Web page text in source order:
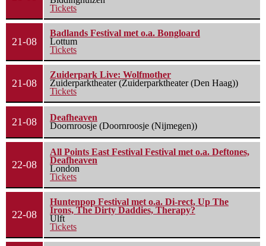
Tickets
21-08
Badlands Festival met o.a. Bongloard
Lottum
Tickets
21-08
Zuiderpark Live: Wolfmother
Zuiderparktheater (Zuiderparktheater (Den Haag))
Tickets
21-08
Deafheaven
Doornroosje (Doornroosje (Nijmegen))
22-08
All Points East Festival Festival met o.a. Deftones,
Deafheaven
London
Tickets
22-08
Huntenpop Festival met o.a. Di-rect, Up The
Irons, The Dirty Daddies, Therapy?
Ulft
Tickets